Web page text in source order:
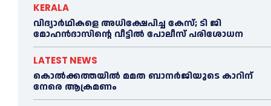
KERALA
വിദ്യാര്‍ഥികളെ അധിക്ഷേപിച്ച കേസ്; ടി ജി
മോഹന്‍ദാസിന്റെ വീട്ടില്‍ പോലീസ് പരിശോധന
LATEST NEWS
കൊല്‍ക്കത്തയില്‍ മമത ബാനര്‍ജിയുടെ കാറിന്
നേരെ ആക്രമണം